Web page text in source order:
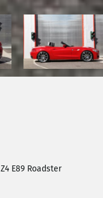
Z4 E89 Roadster